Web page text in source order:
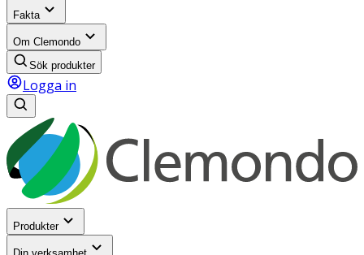
Fakta
Om Clemondo
Sök produkter
Logga in
Produkter